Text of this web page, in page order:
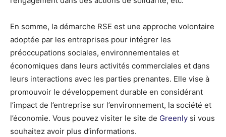
En somme, la démarche RSE est une approche volontaire
adoptée par les entreprises pour intégrer les
préoccupations sociales, environnementales et
économiques dans leurs activités commerciales et dans
leurs interactions avec les parties prenantes. Elle vise à
promouvoir le développement durable en considérant
l’impact de l’entreprise sur l’environnement, la société et
l’économie. Vous pouvez visiter le site de Greenly si vous
souhaitez avoir plus d’informations.